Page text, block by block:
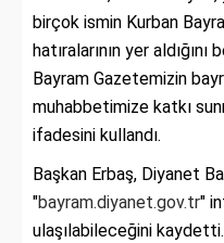
birçok ismin Kurban
hatıralarının yer
Bayram Gazetemizin
muhabbetimize katkı
ifadesini kullandı.
Başkan Erbaş, Diyanet
"bayram.diyanet.gov.tr"
ulaşılabileceğini kaydetti.